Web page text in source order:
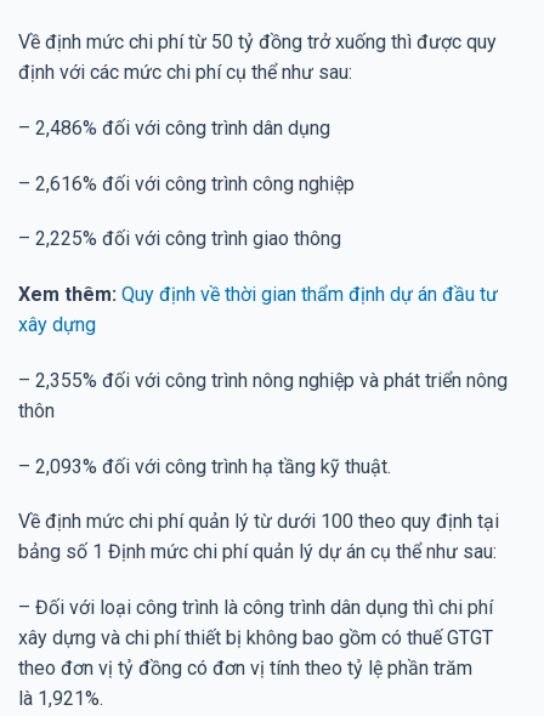
Về định mức chi phí từ 50 tỷ đồng trở xuống thì được quy
định với các mức chi phí cụ thể như sau:
– 2,486% đối với công trình dân dụng
– 2,616% đối với công trình công nghiệp
– 2,225% đối với công trình giao thông
Xem thêm: Quy định về thời gian thẩm định dự án đầu tư
xây dựng
– 2,355% đối với công trình nông nghiệp và phát triển nông
thôn
– 2,093% đối với công trình hạ tầng kỹ thuật.
Về định mức chi phí quản lý từ dưới 100 theo quy định tại
bảng số 1 Định mức chi phí quản lý dự án cụ thể như sau:
– Đối với loại công trình là công trình dân dụng thì chi phí
xây dựng và chi phí thiết bị không bao gồm có thuế GTGT
theo đơn vị tỷ đồng có đơn vị tính theo tỷ lệ phần trăm
là 1,921%.